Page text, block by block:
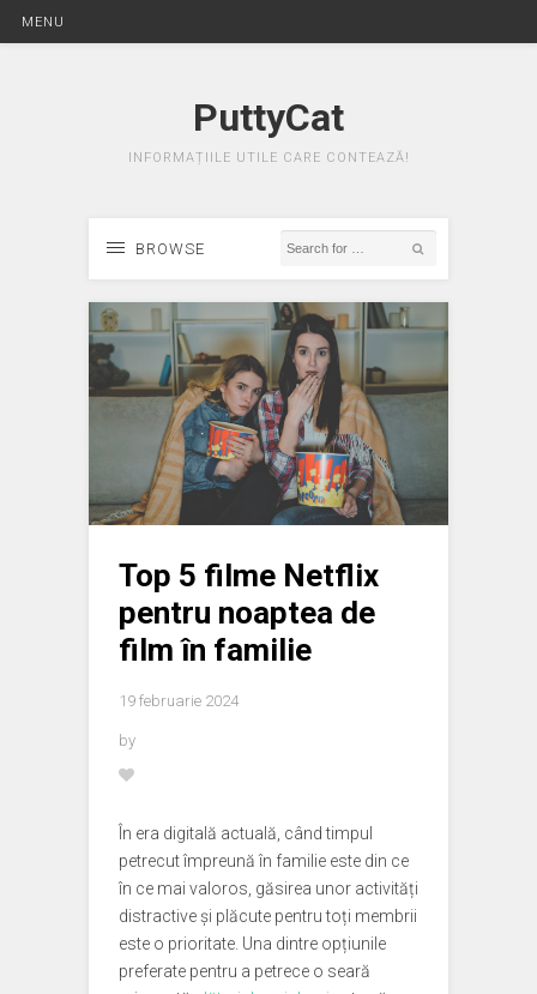
MENU
PuttyCat
INFORMAȚIILE UTILE CARE CONTEAZĂ!
BROWSE
Top 5 filme Netflix
pentru noaptea de
film în familie
19 februarie 2024
by
În era digitală actuală, când timpul
petrecut împreună în familie este din ce
în ce mai valoros, găsirea unor activități
distractive și plăcute pentru toți membrii
este o prioritate. Una dintre opțiunile
preferate pentru a petrece o seară